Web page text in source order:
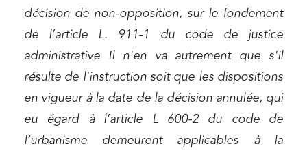
décision de non-opposition, sur le fondement
de l’article L. 911-1 du code de justice
administrative Il n'en va autrement que s'il
résulte de l'instruction soit que les dispositions
en vigueur à la date de la décision annulée, qui
eu égard à l’article L 600-2 du code de
l’urbanisme demeurent applicables à la